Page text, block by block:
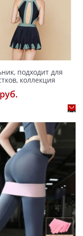
подходит для
коллекция